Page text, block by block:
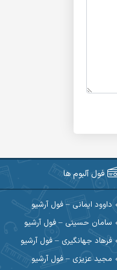
فول آلبوم ها
داوود ایمانی – فول آرشیو
سامان حسینی – فول آرشیو
فرهاد جهانگیری – فول آرشیو
مجید عزیزی – فول آرشیو